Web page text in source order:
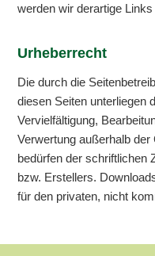
werden wir derartige
Urheberrecht
Die durch die
diesen Seiten unterliegen
Vervielfältigung,
Verwertung außerhalb
bedürfen der schriftlichen
bzw. Erstellers.
für den privaten, nicht